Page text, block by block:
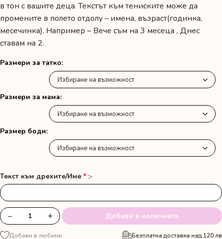
в тон с вашите деца. Текстът към тениските може да
промените в полето отдолу – имена, възраст(годинка,
месечинка). Например – Вече съм на 3 месеца , Днес
ставам на 2.
Размери за татко
Размери за мама
Размер боди
Текст към дрехите/Име * :-
количество
за
− + Добави в количката
Добави в любими Безплатна доставка над 120 лв